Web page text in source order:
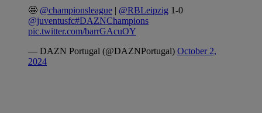
🤩 @championsleague | @RBLeipzig 1-0
@juventusfc#DAZNChampions
pic.twitter.com/barrGAcuOY
— DAZN Portugal (@DAZNPortugal) October 2,
2024